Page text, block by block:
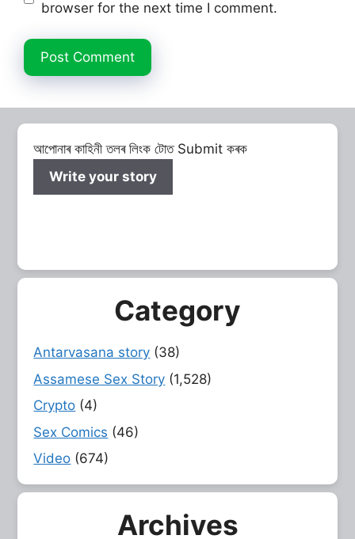
browser for the next time I comment.
আপোনাৰ কাহিনী তলৰ লিংক টোত Submit কৰক
Write your story
Category
Antarvasana story (38)
Assamese Sex Story (1,528)
Crypto (4)
Sex Comics (46)
Video (674)
Archives